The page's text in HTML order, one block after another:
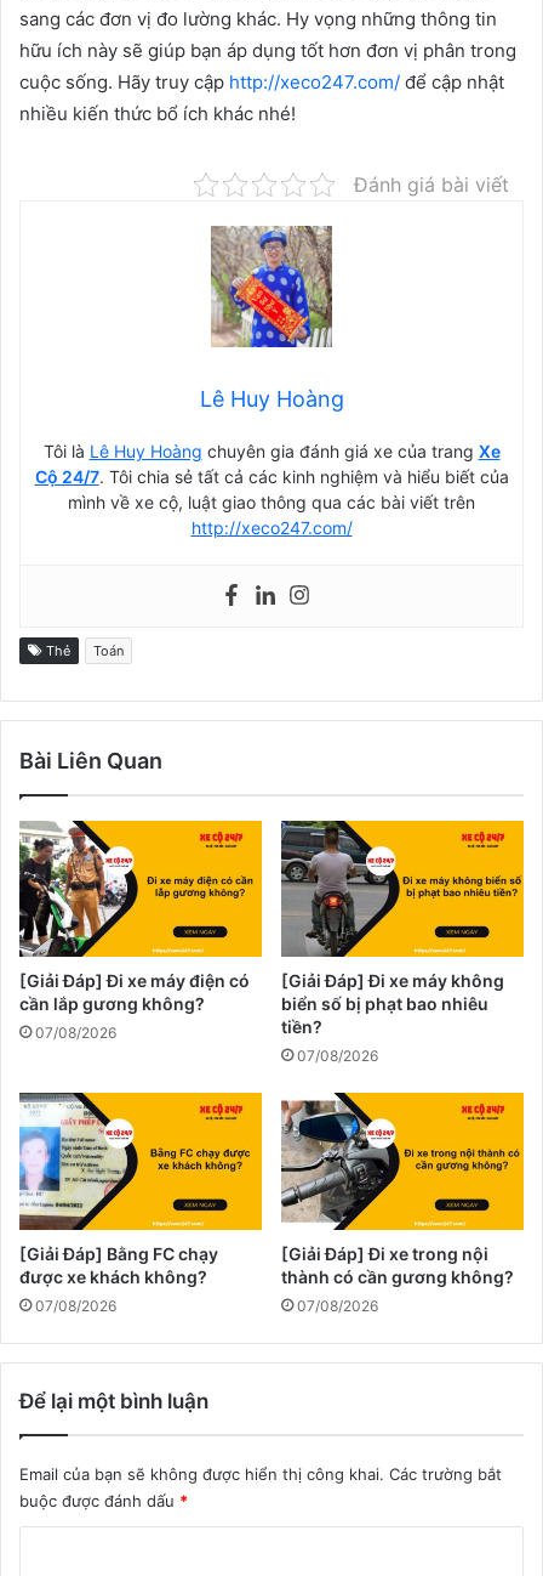
sang các đơn vị đo lường khác. Hy vọng những thông tin
hữu ích này sẽ giúp bạn áp dụng tốt hơn đơn vị phân trong
cuộc sống. Hãy truy cập http://xeco247.com/ để cập nhật
nhiều kiến thức bổ ích khác nhé!
Đánh giá bài viết
Lê Huy Hoàng
Tôi là Lê Huy Hoàng chuyên gia đánh giá xe của trang Xe
Cộ 24/7. Tôi chia sẻ tất cả các kinh nghiệm và hiểu biết của
mình về xe cộ, luật giao thông qua các bài viết trên
http://xeco247.com/
Thẻ Toán
Bài Liên Quan
[Giải Đáp] Đi xe máy điện có
cần lắp gương không?
07/08/2026
[Giải Đáp] Đi xe máy không
biển số bị phạt bao nhiêu
tiền?
07/08/2026
[Giải Đáp] Bằng FC chạy
được xe khách không?
07/08/2026
[Giải Đáp] Đi xe trong nội
thành có cần gương không?
07/08/2026
Để lại một bình luận
Email của bạn sẽ không được hiển thị công khai. Các trường bắt
buộc được đánh dấu *